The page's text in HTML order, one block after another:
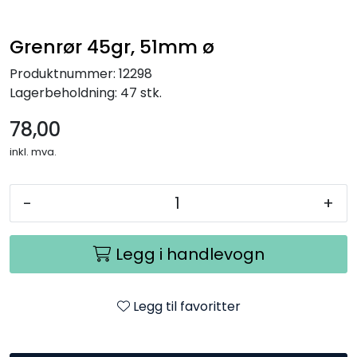
Grenrør 45gr, 51mm ø
Produktnummer: 12298
Lagerbeholdning: 47 stk.
78,00
inkl. mva.
- +
Legg i handlevogn
Legg til favoritter